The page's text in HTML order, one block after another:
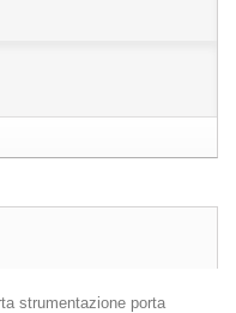
strumentazione porta